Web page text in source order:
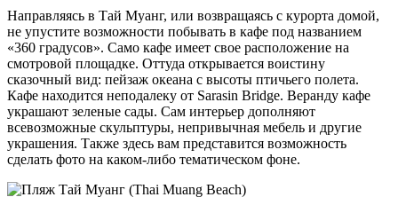
Направляясь в Тай Муанг, или возвращаясь с курорта домой,
не упустите возможности побывать в кафе под названием
«360 градусов». Само кафе имеет свое расположение на
смотровой площадке. Оттуда открывается воистину
сказочный вид: пейзаж океана с высоты птичьего полета.
Кафе находится неподалеку от Sarasin Bridge. Веранду кафе
украшают зеленые сады. Сам интерьер дополняют
всевозможные скульптуры, непривычная мебель и другие
украшения. Также здесь вам представится возможность
сделать фото на каком-либо тематическом фоне.